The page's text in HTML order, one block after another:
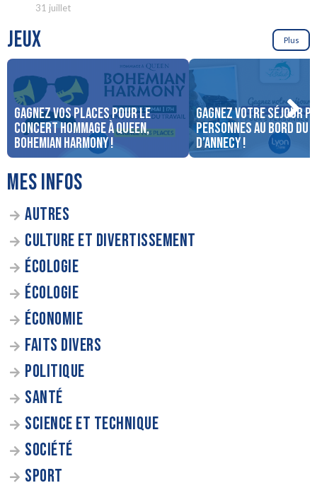
31 juillet
JEUX Plus
Gagnez vos places pour le
concert Hommage à Queen,
Bohemian Harmony !
Gagnez votre séjour
personnes au bord du
d’Annecy !
MES INFOS
AUTRES
CULTURE ET DIVERTISSEMENT
ÉCOLOGIE
ÉCOLOGIE
ÉCONOMIE
FAITS DIVERS
POLITIQUE
SANTÉ
SCIENCE ET TECHNIQUE
SOCIÉTÉ
SPORT